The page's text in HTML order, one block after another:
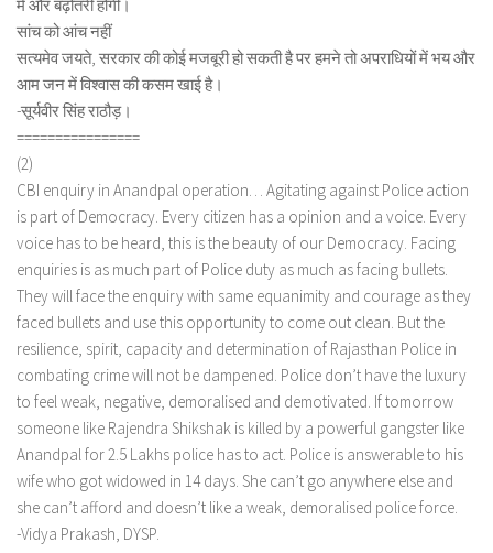
में और बढ़ोतरी होगी।
सांच को आंच नहीं
सत्यमेव जयते, सरकार की कोई मजबूरी हो सकती है पर हमने तो अपराधियों में भय और
आम जन में विश्वास की कसम खाई है।
-सूर्यवीर सिंह राठौड़।
================
(2)
CBI enquiry in Anandpal operation… Agitating against Police action
is part of Democracy. Every citizen has a opinion and a voice. Every
voice has to be heard, this is the beauty of our Democracy. Facing
enquiries is as much part of Police duty as much as facing bullets.
They will face the enquiry with same equanimity and courage as they
faced bullets and use this opportunity to come out clean. But the
resilience, spirit, capacity and determination of Rajasthan Police in
combating crime will not be dampened. Police don’t have the luxury
to feel weak, negative, demoralised and demotivated. If tomorrow
someone like Rajendra Shikshak is killed by a powerful gangster like
Anandpal for 2.5 Lakhs police has to act. Police is answerable to his
wife who got widowed in 14 days. She can’t go anywhere else and
she can’t afford and doesn’t like a weak, demoralised police force.
-Vidya Prakash, DYSP.